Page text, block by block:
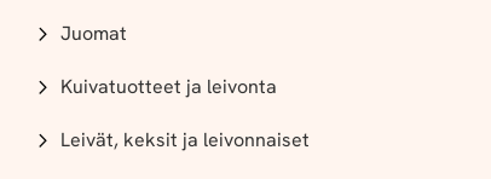
Juomat
Kuivatuotteet ja leivonta
Leivät, keksit ja leivonnaiset